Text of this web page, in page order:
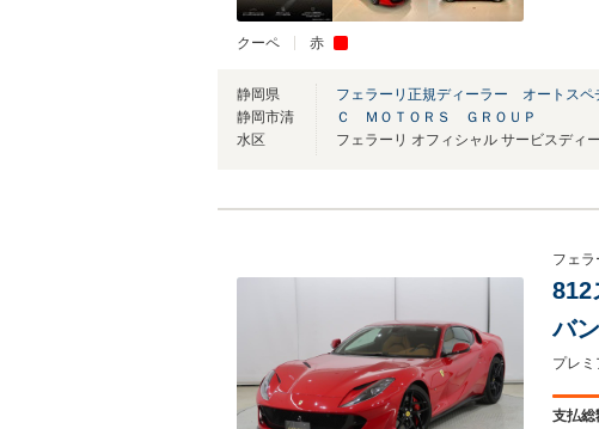
クーペ 赤
静岡県
静岡市清
水区
フェラーリ正規ディーラー オートスペ
Ｃ ＭＯＴＯＲＳ ＧＲＯＵＰ
フェラーリ オフィシャル サービスディ
フェラ
バ
ダ
リ
プレ
支払総